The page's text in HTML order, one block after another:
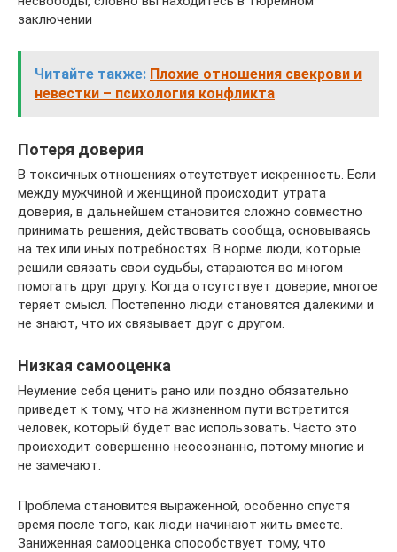
заключении
Читайте также: Плохие отношения свекрови и
невестки – психология конфликта
Потеря доверия
В токсичных отношениях отсутствует искренность. Если
между мужчиной и женщиной происходит утрата
доверия, в дальнейшем становится сложно совместно
принимать решения, действовать сообща, основываясь
на тех или иных потребностях. В норме люди, которые
решили связать свои судьбы, стараются во многом
помогать друг другу. Когда отсутствует доверие, многое
теряет смысл. Постепенно люди становятся далекими и
не знают, что их связывает друг с другом.
Низкая самооценка
Неумение себя ценить рано или поздно обязательно
приведет к тому, что на жизненном пути встретится
человек, который будет вас использовать. Часто это
происходит совершенно неосознанно, потому многие и
не замечают.
Проблема становится выраженной, особенно спустя
время после того, как люди начинают жить вместе.
Заниженная самооценка способствует тому, что